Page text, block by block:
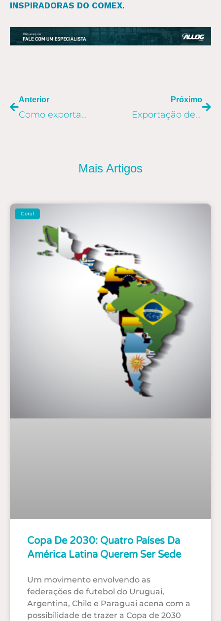
INSPIRADORAS DO COMEX.
Anterior
Como exportar cachaça: demanda impulsiona vendas no mercado externo
Próximo
Exportação de tabaco: Brasil se mantém na liderança mundial desde 1993
Mais Artigos
Geral
Copa De 2030: Quatro Países Da
América Latina Querem Ser Sede
Um movimento envolvendo as
federações de futebol do Uruguai,
Argentina, Chile e Paraguai acena com a
possibilidade de trazer a Copa de 2030